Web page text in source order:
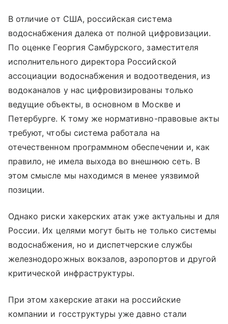
В отличие от США, российская система
водоснабжения далека от полной цифровизации.
По оценке Георгия Самбурского, заместителя
исполнительного директора Российской
ассоциации водоснабжения и водоотведения, из
водоканалов у нас цифровизированы только
ведущие объекты, в основном в Москве и
Петербурге. К тому же нормативно-правовые акты
требуют, чтобы система работала на
отечественном программном обеспечении и, как
правило, не имела выхода во внешнюю сеть. В
этом смысле мы находимся в менее уязвимой
позиции.
Однако риски хакерских атак уже актуальны и для
России. Их целями могут быть не только системы
водоснабжения, но и диспетчерские службы
железнодорожных вокзалов, аэропортов и другой
критической инфраструктуры.
При этом хакерские атаки на российские
компании и госструктуры уже давно стали